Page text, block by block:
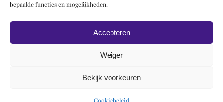
bepaalde functies en mogelijkheden.
Accepteren
Weiger
Bekijk voorkeuren
Cookiebeleid
© 2019 Roel Wiechers | Powered by